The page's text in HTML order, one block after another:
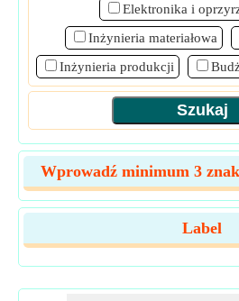
Elektronika i
Inżynieria materiałowa
Inżynieria produkcji
Wprowadź minimum 3
Label